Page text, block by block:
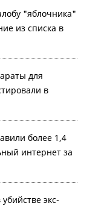
"яблочника"
из списка в
для
в
более 1,4
интернет за
экс-